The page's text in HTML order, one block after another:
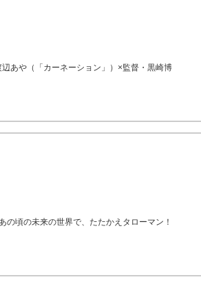
あや（「カーネーション」）×監督・黒崎博
頃の未来の世界で、たたかえタローマン！